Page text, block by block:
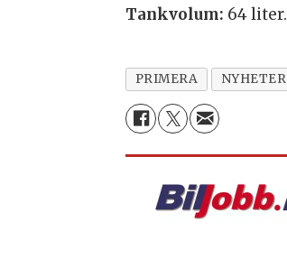
Tankvolum: 64 liter.
PRIMERA NYHETER